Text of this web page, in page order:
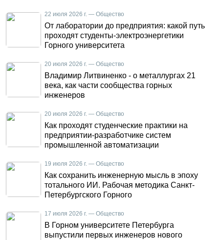
22 июля 2026 г. — Общество
От лаборатории до предприятия: какой путь
проходят студенты-электроэнергетики
Горного университета
20 июля 2026 г. — Общество
Владимир Литвиненко - о металлургах 21
века, как части сообщества горных
инженеров
20 июля 2026 г. — Общество
Как проходят студенческие практики на
предприятии-разработчике систем
промышленной автоматизации
19 июля 2026 г. — Общество
Как сохранить инженерную мысль в эпоху
тотального ИИ. Рабочая методика Санкт-
Петербургского Горного
17 июля 2026 г. — Общество
В Горном университете Петербурга
выпустили первых инженеров нового